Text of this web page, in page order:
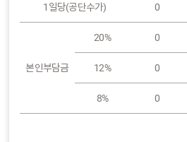
1일당(공단수가) 0
본인부담금
20% 0
12% 0
8% 0